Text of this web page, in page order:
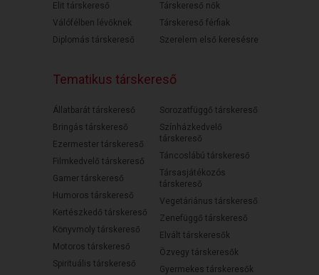
Elit társkereső
Válófélben lévőknek
Diplomás társkereső
Társkereső nők
Társkereső férfiak
Szerelem első keresésre
Tematikus társkereső
Állatbarát társkereső
Bringás társkereső
Ezermester társkereső
Filmkedvelő társkereső
Gamer társkereső
Humoros társkereső
Kertészkedő társkereső
Könyvmoly társkereső
Motoros társkereső
Spirituális társkereső
Sorozatfüggő társkereső
Színházkedvelő
társkereső
Táncoslábú társkereső
Társasjátékozós
társkereső
Vegetáriánus társkereső
Zenefüggő társkereső
Elvált társkeresők
Özvegy társkeresők
Gyermekes társkeresők